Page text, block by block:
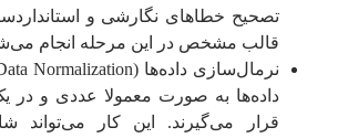
تصحیح خطاهای نگارشی و
قالب مشخص در این مرحله انجام
داده‌ها به صورت معمولا عددی و در
قرار می‌گیرند. این کار می‌تواند